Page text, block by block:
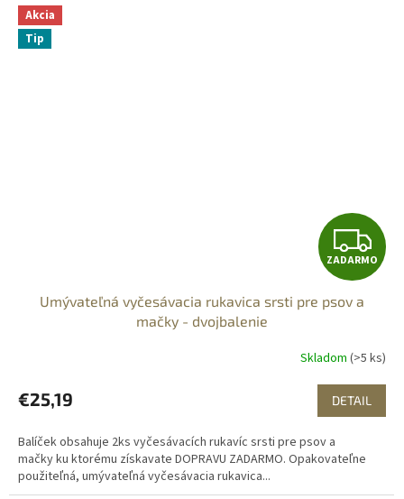
Akcia
Tip
Z
A
A
R
M
ZADARMO
Umývateľná vyčesávacia rukavica srsti pre psov a
mačky - dvojbalenie
Skladom (>5 ks)
€25,19 DETAIL
Balíček obsahuje 2ks vyčesávacích rukavíc srsti pre psov a
mačky ku ktorému získavate DOPRAVU ZADARMO. Opakovateľne
použiteľná, umývateľná vyčesávacia rukavica...